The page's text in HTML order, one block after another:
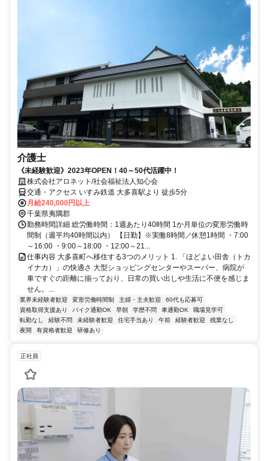
介護士
《未経験歓迎》2023年OPEN！40～50代活躍中！
株式会社アロネット/社会福祉法人知心会
交通・アクセス いすみ鉄道 大多喜駅より 徒歩5分
月給240,000円以上
千葉県夷隅郡
勤務時間詳細 総労働時間：1週あたり40時間 1か月単位の変形労働時
間制（週平均40時間以内） 【日勤】※実働8時間／休憩1時間 ・7:00
～16:00 ・9:00～18:00 ・12:00～21...
仕事内容 大多喜町へ移住する3つのメリット 1. 「ほどよい田舎（トカ
イナカ）」の快適さ 大型ショッピングセンターやスーパー、病院が
車ですぐの距離に揃っており、日常の買い出しや生活に不便を感じま
せん。...
業界未経験者歓迎 変形労働時間制 主婦・主夫歓迎
60代も応募可
資格取得支援あり
バイク通勤OK 早朝 学歴不問 車通勤OK
職場見学可
転勤なし
経験不問 未経験者歓迎 住宅手当あり 午前 経験者歓迎
残業なし
夜間
有資格者歓迎 研修あり
正社員